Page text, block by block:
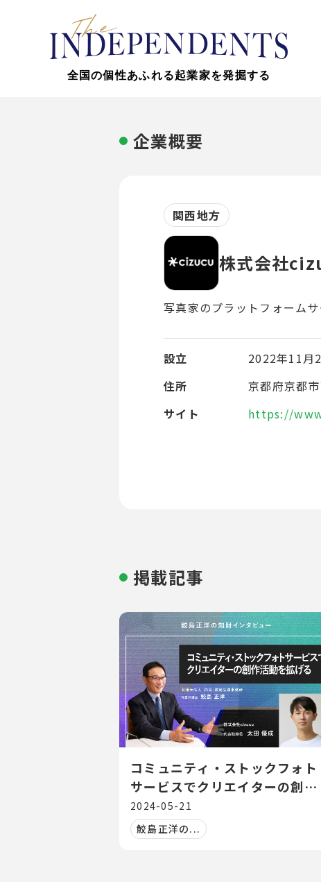
全国の個性あふれる起業家を発掘する
企業概要
関西地方
株式会社
写真家のプラットフォーム
設立
2022年11月
住所
京都府京都
サイト
https://
掲載記事
コミュニティ・ストックフォト
サービスでクリエイターの創作
活動を拡げる
2024-05-21
鮫島正洋の...